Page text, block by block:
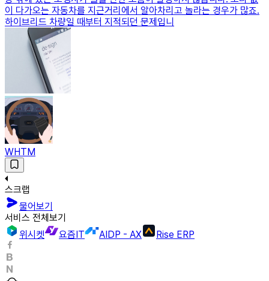
이 다가오는 자동차를 지근거리에서 알아차리고 놀라는 경우가 많죠.
하이브리드 차량일 때부터 지적되던 문제입니
WHTM
스크랩
물어보기
서비스 전체보기
위시켓
요즘IT AIDP - AX Rise ERP